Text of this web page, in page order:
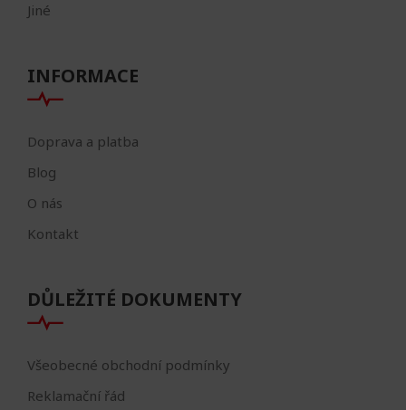
Jiné
INFORMACE
Doprava a platba
Blog
O nás
Kontakt
DŮLEŽITÉ DOKUMENTY
Všeobecné obchodní podmínky
Reklamační řád